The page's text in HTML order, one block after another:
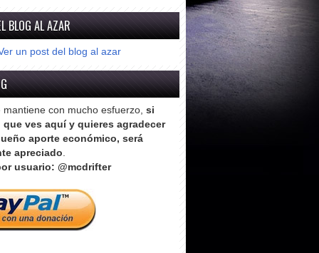
BLOG AL AZAR
un post del blog al azar
mantiene con mucho esfuerzo, si
ves aquí y quieres agradecer
aporte económico, será
apreciado.
usuario: @mcdrifter